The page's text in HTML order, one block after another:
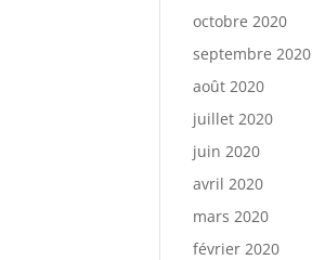
octobre 2020
septembre 2020
août 2020
juillet 2020
juin 2020
avril 2020
mars 2020
février 2020